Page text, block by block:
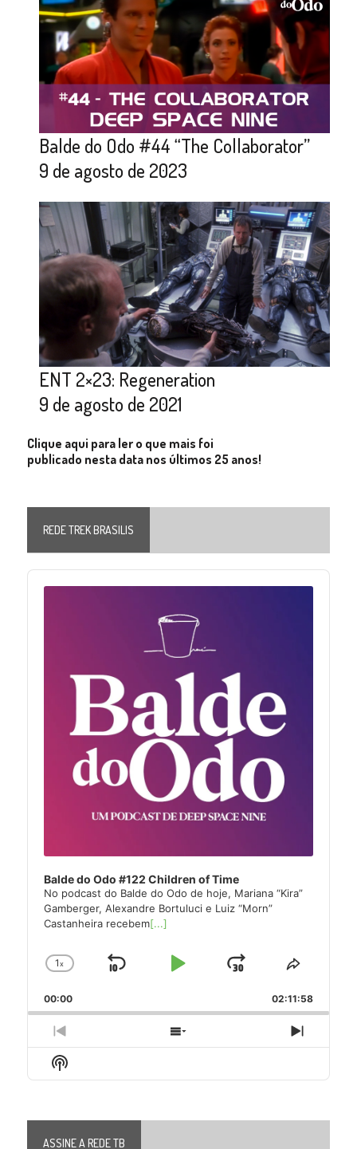
Balde do Odo #44 “The Collaborator”
9 de agosto de 2023
ENT 2×23: Regeneration
9 de agosto de 2021
Clique aqui para ler o que mais foi
publicado nesta data nos últimos 25 anos!
REDE TREK BRASILIS
Audio
Player
Balde do Odo #122 Children of Time
No podcast do Balde do Odo de hoje, Mariana “Kira”
Gamberger, Alexandre Bortuluci e Luiz “Morn”
Castanheira recebem[...]
Change
Rate
1x
Skip
Play
Jump
Forward
Share
Episode
00:00 02:11:58
Previous
Episode
Show
Episodes
Next
Episode
Show
Podcast
ASSINE A REDE TB